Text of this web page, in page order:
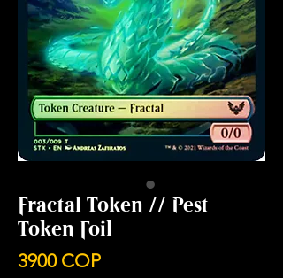
Fractal Token // Pest
Token Foil
3900 COPPrecio